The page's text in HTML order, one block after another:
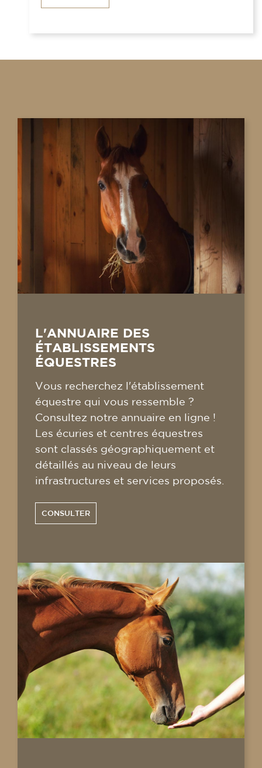
L'ANNUAIRE DES
ÉTABLISSEMENTS
ÉQUESTRES
Vous recherchez l'établissement
équestre qui vous ressemble ?
Consultez notre annuaire en ligne !
Les écuries et centres équestres
sont classés géographiquement et
détaillés au niveau de leurs
infrastructures et services proposés.
CONSULTER